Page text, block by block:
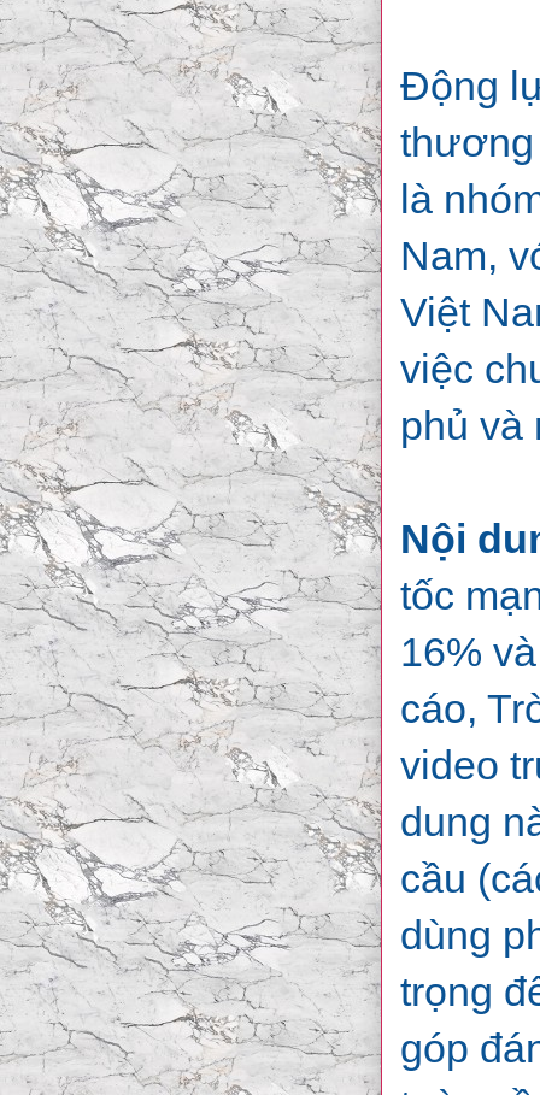
Động
là
Nam,
Việt
việc
phủ và
Nội
tốc
16%
cáo,
video
dung
cầu
dùng
trọng
góp